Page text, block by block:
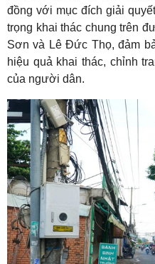
đồng với mục đích giải
trọng khai thác chung trên
Sơn và Lê Đức Thọ, đảm
hiệu quả khai thác, chỉnh
của người dân.